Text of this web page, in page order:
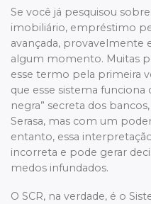
Se você já pesquisou
imobiliário, empréstimo
avançada, provavelmente
algum momento. Muitas
esse termo pela primeira
que esse sistema funciona
negra” secreta dos
Serasa, mas com um
entanto, essa
incorreta e pode gerar
medos infundados.
O SCR, na verdade, é o